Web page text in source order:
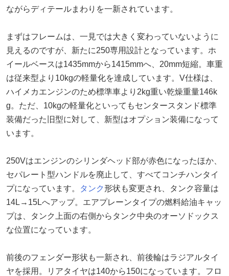
ながらディテールまわりを一新されています。
まずはフレームは、一見では大きく変わっていないように
見えるのですが、新たに250専用設計となっています。ホ
イールベースは1435mmから1415mmへ、20mm短縮。車重
は従来型より10kgの軽量化を達成しています。V仕様は、
ハイメカエンジンのため標準車より2kg重い乾燥重量146k
g。ただ、10kgの軽量化といってもセンタースタンド標準
装備だった旧型に対して、新型はオプション装備になって
います。
250Vはエンジンのシリンダヘッド部が赤色になったほか、
セパレート型ハンドルを廃止して、すべてコンチハンタイ
プになっています。
タンク形状も変更され、タンク容量は
14L→15Lへアップ。エアプレーンタイプの燃料給油キャッ
プは、タンク上面の右側からタンク中央のオーソドックス
な位置になっています。
前後のフェンダー形状も一新され、前後輪はラジアルタイ
ヤを採用。リアタイヤは140から150になっています。フロ